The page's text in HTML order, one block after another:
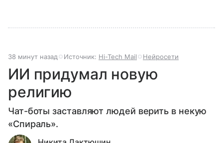
38 минут назад Источник: Hi-Tech Mail Нейросети
ИИ придумал новую
религию
Чат-боты заставляют людей верить в некую
«Спираль».